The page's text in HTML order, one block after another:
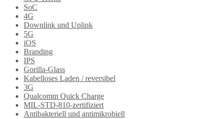
SoC
4G
Downlink und Uplink
5G
iOS
Branding
IPS
Gorilla-Glass
Kabelloses Laden / reversibel
3G
Qualcomm Quick Charge
MIL-STD-810-zertifiziert
Antibakteriell und antimikrobiell